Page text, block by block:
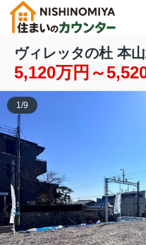
ヴィレッタの杜 本
5,120万円～
1/9